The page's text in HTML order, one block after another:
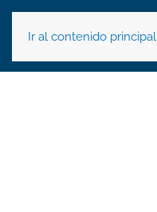
Ir al contenido principal